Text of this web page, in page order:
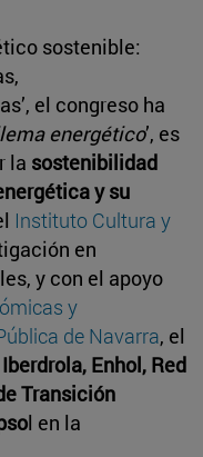
sostenible:
el congreso ha
energético’, es
la sostenibilidad
y su
Instituto Cultura y
en
y con el apoyo
y
de Navarra, el
Iberdrola, Enhol, Red
Transición
l en la